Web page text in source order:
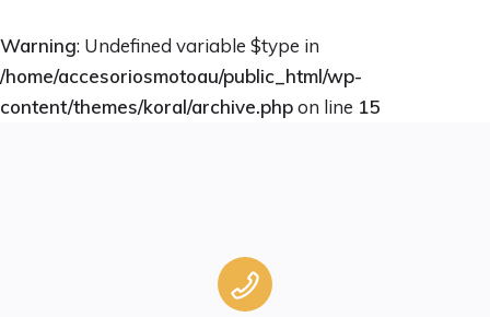
Warning: Undefined variable $type in
/home/accesoriosmotoau/public_html/wp-
content/themes/koral/archive.phpon line 15